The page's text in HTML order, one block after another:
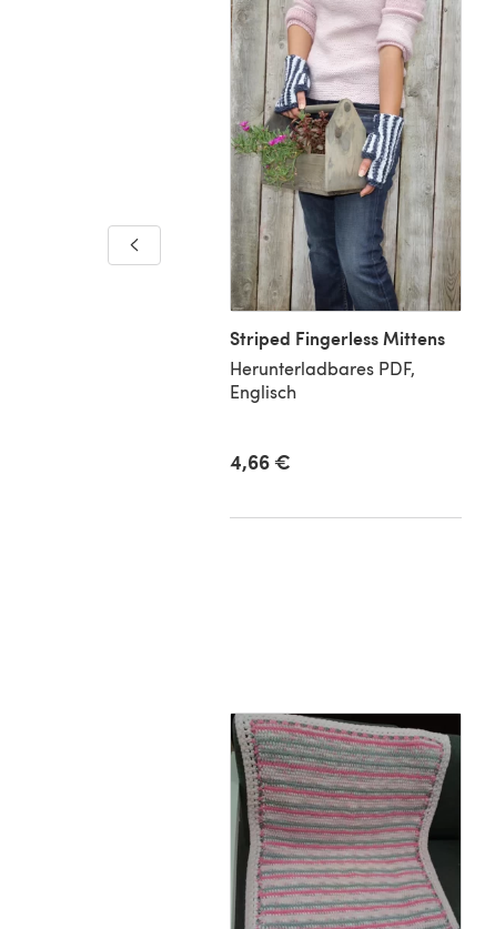
Striped Fingerless Mittens
Herunterladbares PDF,
Englisch
4,66 €